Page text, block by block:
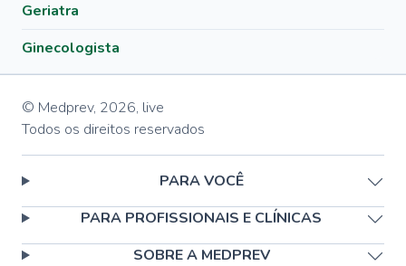
Geriatra
Ginecologista
© Medprev, 2026, live
Todos os direitos reservados
PARA VOCÊ
PARA PROFISSIONAIS E CLÍNICAS
SOBRE A MEDPREV